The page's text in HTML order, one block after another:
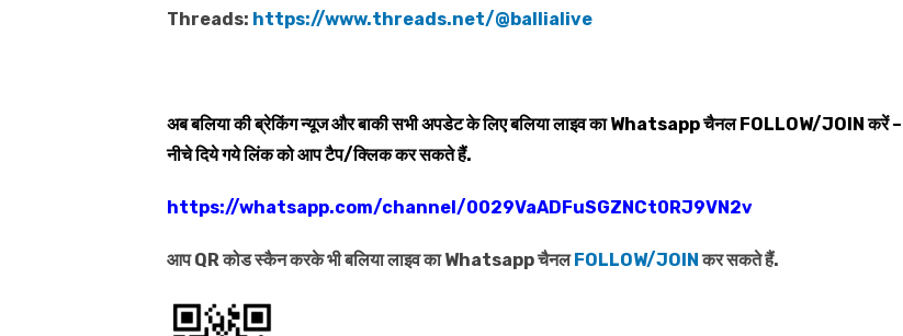
Threads: https://www.threads.net/@ballialive
अब बलिया की ब्रेकिंग न्यूज और बाकी सभी अपडेट के लिए बलिया लाइव काWhatsappचैनलFOLLOW/JOINकरें –
नीचे दिये गये लिंक को आप टैप/क्लिक कर सकते हैं.
https://whatsapp.com/channel/0029VaADFuSGZNCt0RJ9VN2v
आप QR कोड स्कैन करके भी बलिया लाइव का Whatsapp चैनलFOLLOW/JOINकर सकते हैं.